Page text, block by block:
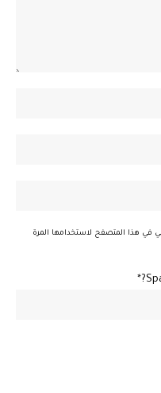
في هذا المتصفح لاستخدامها المرة